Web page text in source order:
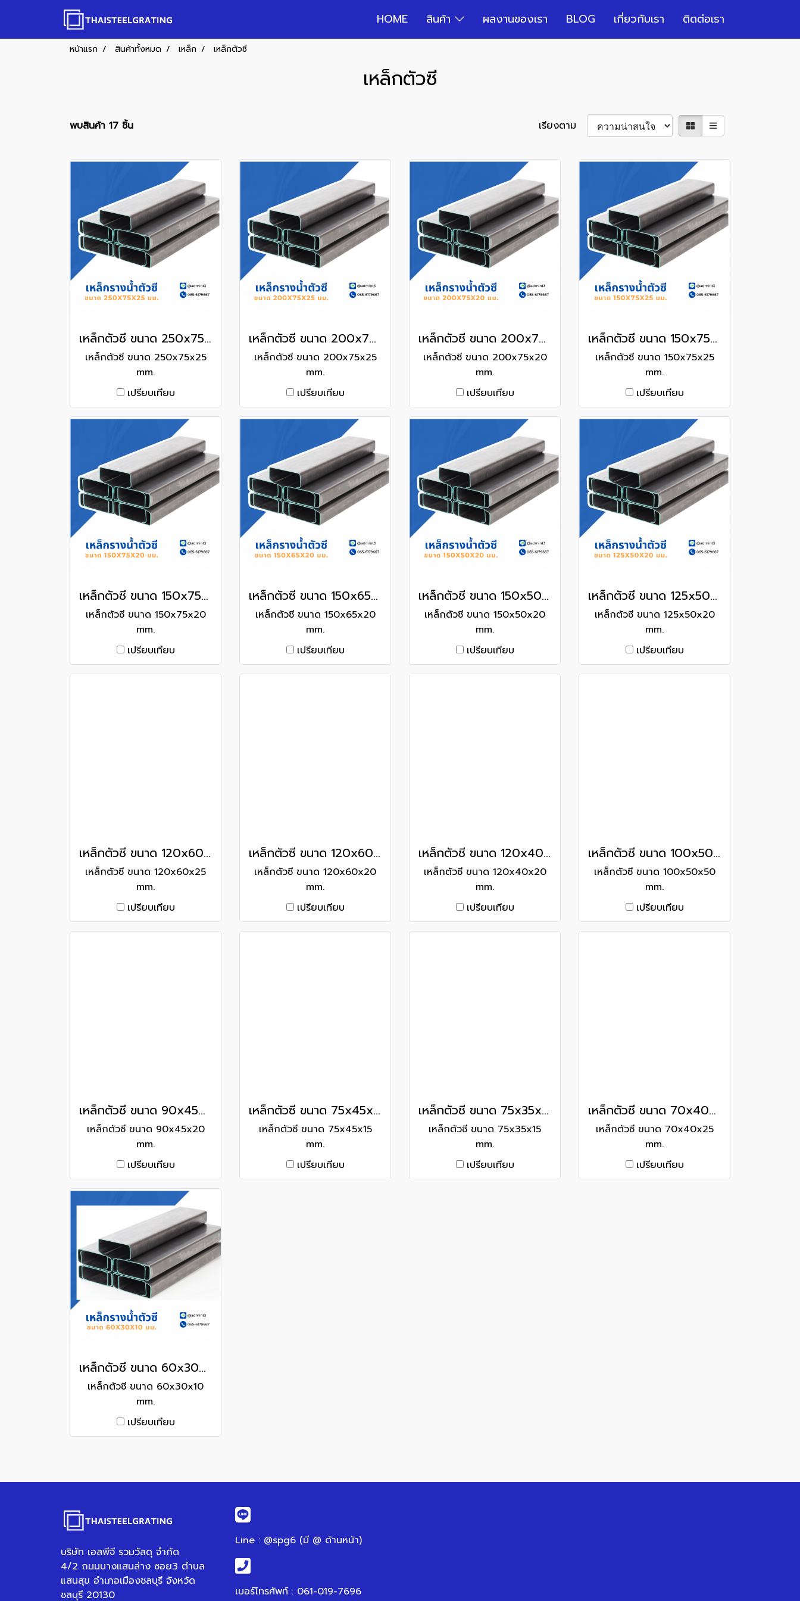
HOME สินค้า ผลงานของเรา BLOG เกี่ยวกับเรา ติดต่อเรา
หน้าแรก สินค้าทั้งหมด เหล็ก เหล็กตัวซี
เหล็กตัวซี
พบสินค้า 17 ชิ้น เรียงตาม
เหล็กตัวซี ขนาด 250x75x25 mm.
เหล็กตัวซี ขนาด 250x75x25
mm.
เปรียบเทียบ
เหล็กตัวซี ขนาด 200x75x25 mm.
เหล็กตัวซี ขนาด 200x75x25
mm.
เปรียบเทียบ
เหล็กตัวซี ขนาด 200x75x20 mm.
เหล็กตัวซี ขนาด 200x75x20
mm.
เปรียบเทียบ
เหล็กตัวซี ขนาด 150x75x25 mm.
เหล็กตัวซี ขนาด 150x75x25
mm.
เปรียบเทียบ
เหล็กตัวซี ขนาด 150x75x20 mm.
เหล็กตัวซี ขนาด 150x75x20
mm.
เปรียบเทียบ
เหล็กตัวซี ขนาด 150x65x20 mm.
เหล็กตัวซี ขนาด 150x65x20
mm.
เปรียบเทียบ
เหล็กตัวซี ขนาด 150x50x20 mm.
เหล็กตัวซี ขนาด 150x50x20
mm.
เปรียบเทียบ
เหล็กตัวซี ขนาด 125x50x20 mm.
เหล็กตัวซี ขนาด 125x50x20
mm.
เปรียบเทียบ
เหล็กตัวซี ขนาด 120x60x25 mm.
เหล็กตัวซี ขนาด 120x60x25
mm.
เปรียบเทียบ
เหล็กตัวซี ขนาด 120x60x20 mm.
เหล็กตัวซี ขนาด 120x60x20
mm.
เปรียบเทียบ
เหล็กตัวซี ขนาด 120x40x20 mm.
เหล็กตัวซี ขนาด 120x40x20
mm.
เปรียบเทียบ
เหล็กตัวซี ขนาด 100x50x50 mm.
เหล็กตัวซี ขนาด 100x50x50
mm.
เปรียบเทียบ
เหล็กตัวซี ขนาด 90x45x20 mm.
เหล็กตัวซี ขนาด 90x45x20
mm.
เปรียบเทียบ
เหล็กตัวซี ขนาด 75x45x15 mm.
เหล็กตัวซี ขนาด 75x45x15
mm.
เปรียบเทียบ
เหล็กตัวซี ขนาด 75x35x15 mm.
เหล็กตัวซี ขนาด 75x35x15
mm.
เปรียบเทียบ
เหล็กตัวซี ขนาด 70x40x25 mm.
เหล็กตัวซี ขนาด 70x40x25
mm.
เปรียบเทียบ
เหล็กตัวซี ขนาด 60x30x10 mm.
เหล็กตัวซี ขนาด 60x30x10
mm.
เปรียบเทียบ
บริษัท เอสพีจี รวมวัสดุ จำกัด
4/2 ถนนบางแสนล่าง ซอย3 ตำบล
แสนสุข อำเภอเมืองชลบุรี จังหวัด
ชลบุรี 20130
Line : @spg6 (มี @ ด้านหน้า)
เบอร์โทรศัพท์ : 061-019-7696